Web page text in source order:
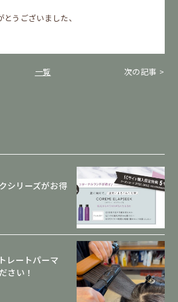
うございました、
一覧 次の記事
シリーズがお得
レートパーマ
さい！